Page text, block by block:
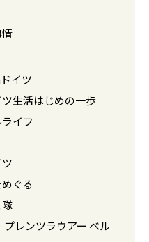
イツ
生活はじめの一歩
イフ
ぐる
レンツラウアー ベル